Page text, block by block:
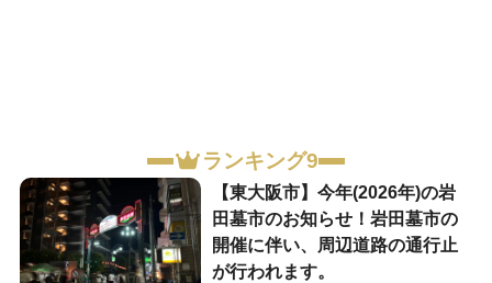
ランキング9
【東大阪市】今年(2026年)の岩
田墓市のお知らせ！岩田墓市の
開催に伴い、周辺道路の通行止
が行われます。